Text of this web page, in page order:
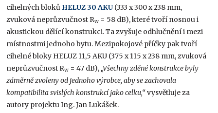
cihelných bloků HELUZ 30 AKU (333 x 300 x 238 mm,
zvuková neprůzvučnost Rw = 58 dB), které tvoří nosnou i
akustickou dělící konstrukci. Ta zvyšuje odhlučnění i mezi
místnostmi jednoho bytu. Mezipokojové příčky pak tvoří
cihelné bloky HELUZ 11,5 AKU (375 x 115 x 238 mm, zvuková
neprůzvučnost Rw = 47 dB), „Všechny zděné konstrukce byly
záměrně zvoleny od jednoho výrobce, aby se zachovala
kompatibilita svislých konstrukcí jako celku,“vysvětluje za
autory projektu Ing. Jan Lukášek.